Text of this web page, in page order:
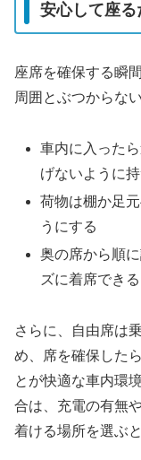
安心して座
座席を確保する瞬
周囲とぶつからな
車内に入った
げないように
荷物は棚か足
うにする
奥の席から順
ズに着席でき
さらに、自由席は
め、席を確保した
とが快適な車内環
合は、充電の有無
着ける場所を選ぶ